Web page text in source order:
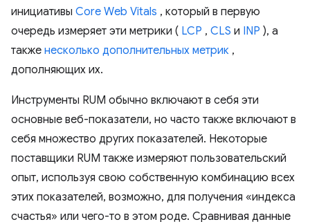
инициативы Core Web Vitals , который в первую
очередь измеряет эти метрики ( LCP , CLS и INP ), а
также несколько дополнительных метрик ,
дополняющих их.
Инструменты RUM обычно включают в себя эти
основные веб-показатели, но часто также включают в
себя множество других показателей. Некоторые
поставщики RUM также измеряют пользовательский
опыт, используя свою собственную комбинацию всех
этих показателей, возможно, для получения «индекса
счастья» или чего-то в этом роде. Сравнивая данные